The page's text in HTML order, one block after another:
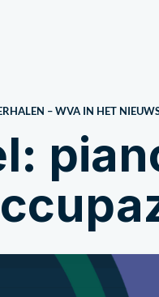
–WVA IN HET